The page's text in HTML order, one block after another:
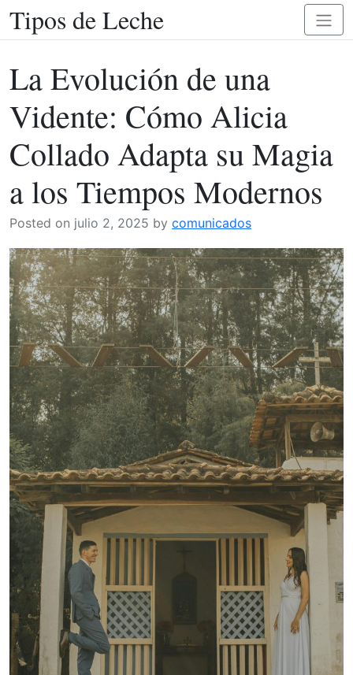
Skip
to
Tipos de Leche
La Evolución de una
Vidente: Cómo Alicia
Collado Adapta su Magia
a los Tiempos Modernos
Posted on julio 2, 2025 by comunicados